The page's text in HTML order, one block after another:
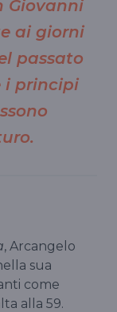
Giovanni
ai giorni
passato
i principi
, Arcangelo
sua
come
alla 59.